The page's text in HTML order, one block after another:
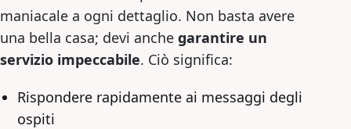
maniacale a ogni dettaglio. Non basta avere
una bella casa; devi anche garantire un
servizio impeccabile. Ciò significa:
Rispondere rapidamente ai messaggi degli
ospiti